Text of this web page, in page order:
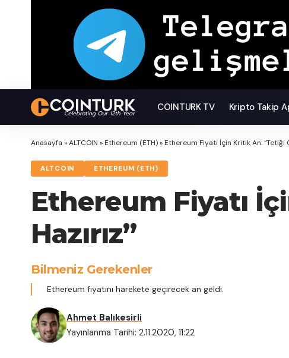
COINTURK TV Kripto Takip
Anasayfa »ALTCOIN »Ethereum (ETH)»Ethereum Fiyatı İçin Kritik An: “Tetiği
ALTCOIN ETHEREUM (ETH)
Ethereum Fiyatı
Hazırız”
Bilmeniz Gerekenler
Ethereum fiyatını harekete geçirecek an geldi.
Yayınlanma Tarihi: 2.11.2020, 11:22
Ahmet Balıkesirli